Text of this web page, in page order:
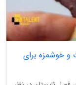
و خوشمزه برای